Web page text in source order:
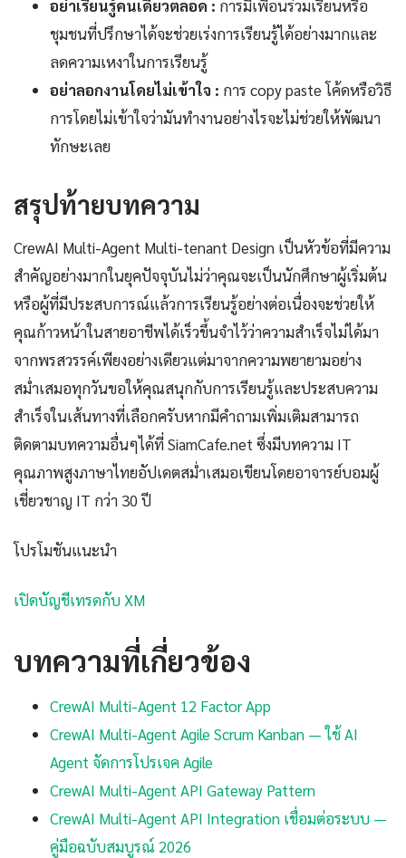
อย่าเรียนรู้คนเดียวตลอด : การมีเพื่อนร่วมเรียนหรือ
ชุมชนที่ปรึกษาได้จะช่วยเร่งการเรียนรู้ได้อย่างมากและ
ลดความเหงาในการเรียนรู้
อย่าลอกงานโดยไม่เข้าใจ : การ copy paste โค้ดหรือวิธี
การโดยไม่เข้าใจว่ามันทำงานอย่างไรจะไม่ช่วยให้พัฒนา
ทักษะเลย
สรุปท้ายบทความ
CrewAI Multi-Agent Multi-tenant Design เป็นหัวข้อที่มีความ
สำคัญอย่างมากในยุคปัจจุบันไม่ว่าคุณจะเป็นนักศึกษาผู้เริ่มต้น
หรือผู้ที่มีประสบการณ์แล้วการเรียนรู้อย่างต่อเนื่องจะช่วยให้
คุณก้าวหน้าในสายอาชีพได้เร็วขึ้นจำไว้ว่าความสำเร็จไม่ได้มา
จากพรสวรรค์เพียงอย่างเดียวแต่มาจากความพยายามอย่าง
สม่ำเสมอทุกวันขอให้คุณสนุกกับการเรียนรู้และประสบความ
สำเร็จในเส้นทางที่เลือกครับหากมีคำถามเพิ่มเติมสามารถ
ติดตามบทความอื่นๆได้ที่ SiamCafe.net ซึ่งมีบทความ IT
คุณภาพสูงภาษาไทยอัปเดตสม่ำเสมอเขียนโดยอาจารย์บอมผู้
เชี่ยวชาญ IT กว่า 30 ปี
โปรโมชันแนะนำ
เปิดบัญชีเทรดกับ XM
บทความที่เกี่ยวข้อง
CrewAI Multi-Agent 12 Factor App
CrewAI Multi-Agent Agile Scrum Kanban — ใช้ AI
Agent จัดการโปรเจค Agile
CrewAI Multi-Agent API Gateway Pattern
CrewAI Multi-Agent API Integration เชื่อมต่อระบบ —
คู่มือฉบับสมบูรณ์ 2026